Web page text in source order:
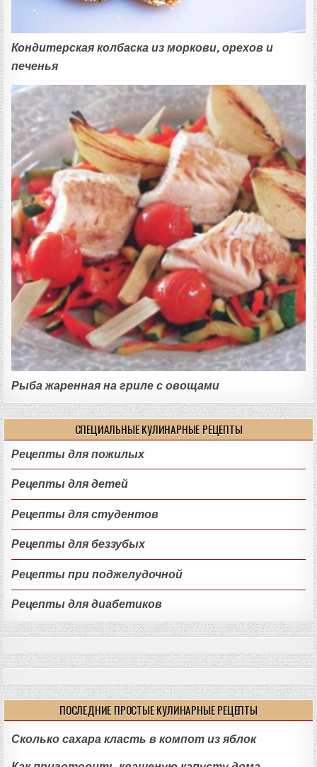
Кондитерская колбаска из моркови, орехов и
печенья
Рыба жаренная на гриле с овощами
СПЕЦИАЛЬНЫЕ КУЛИНАРНЫЕ РЕЦЕПТЫ
Рецепты для пожилых
Рецепты для детей
Рецепты для студентов
Рецепты для беззубых
Рецепты при поджелудочной
Рецепты для диабетиков
ПОСЛЕДНИЕ ПРОСТЫЕ КУЛИНАРНЫЕ РЕЦЕПТЫ
Сколько сахара класть в компот из яблок